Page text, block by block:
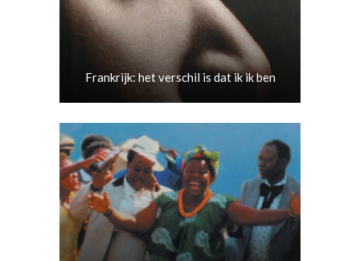
Frankrijk: het verschil is dat ik ik ben